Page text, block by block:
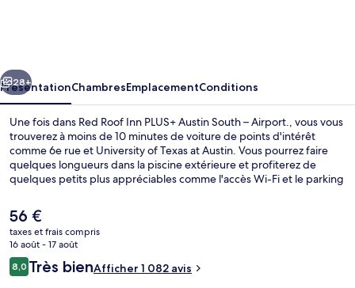
Austin
South
Airport.
Suivant
28+
PrésentationChambresEmplacementConditions
Une fois dans Red Roof Inn PLUS+ Austin South – Airport., vous vous
trouverez à moins de 10 minutes de voiture de points d'intérêt
comme 6e rue et University of Texas at Austin. Vous pourrez faire
quelques longueurs dans la piscine extérieure et profiterez de
quelques petits plus appréciables comme l'accès Wi-Fi et le parking
également vite rejoint des sites comme Zilker Park et South
Congress Avenue. Les autres voyageurs adorent le personnel
attentionné.
Le
prix
actuel
est
de
56 €
taxes et frais compris
16 août - 17 août
Avis
voyageurs
8,08,0 sur 10
Très bienAfficher 1 082 avis